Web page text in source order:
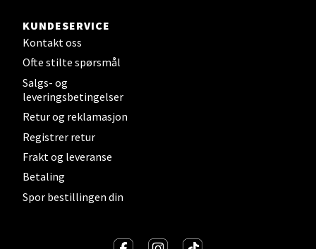
KUNDESERVICE
Kontakt oss
Ofte stilte spørsmål
Salgs- og
leveringsbetingelser
Retur og reklamasjon
Registrer retur
Frakt og leveranse
Betaling
Spor bestillingen din
Oslo - Thon Senter Storo
Vitaminveien 7 - 9, 0485 Oslo
Åpent i dag 10-19
0 i butikk